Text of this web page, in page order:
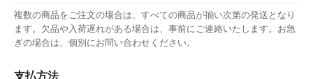
複数の商品をご注文の場合は、すべての商品が揃い次第の発送となり
ます。欠品や入荷遅れがある場合は、事前にご連絡いたします。お急
ぎの場合は、個別にお問い合わせください。
支払方法